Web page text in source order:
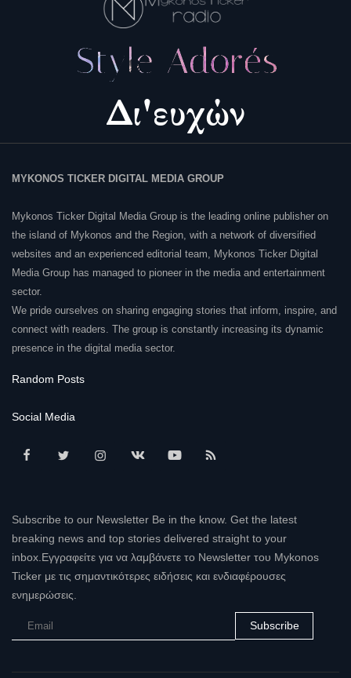
MYKONOS TICKER DIGITAL MEDIA GROUP
Mykonos Ticker Digital Media Group is the leading online publisher on
the island of Mykonos and the Region, with a network of diversified
websites and an experienced editorial team, Mykonos Ticker Digital
Media Group has managed to pioneer in the media and entertainment
sector.
We pride ourselves on sharing engaging stories that inform, inspire, and
connect with readers. The group is constantly increasing its dynamic
presence in the digital media sector.
Random Posts
Social Media
Subscribe to our Newsletter Be in the know. Get the latest
breaking news and top stories delivered straight to your
inbox.Εγγραφείτε για να λαμβάνετε το Newsletter του Mykonos
Ticker με τις σημαντικότερες ειδήσεις και ενδιαφέρουσες
ενημερώσεις.
Subscribe